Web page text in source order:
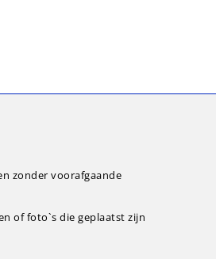
zonder voorafgaande
of foto`s die geplaatst zijn